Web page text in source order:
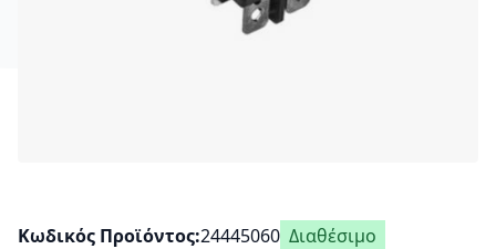
Κωδικός Προϊόντος 24445060 Διαθέσιμο